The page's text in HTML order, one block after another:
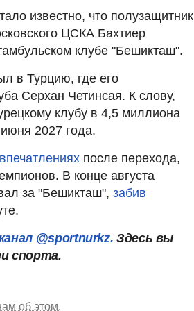
известно, что полузащитник
ЦСКА Бахтиер
клубе "Бешикташ".
в Турцию, где его
Серхан Четинсая. К слову,
клубу в 4,5 миллиона
2027 года.
после перехода,
В конце августа
за "Бешикташ", забив
@sportnurkz.Здесь вы
спорта.
об этом.